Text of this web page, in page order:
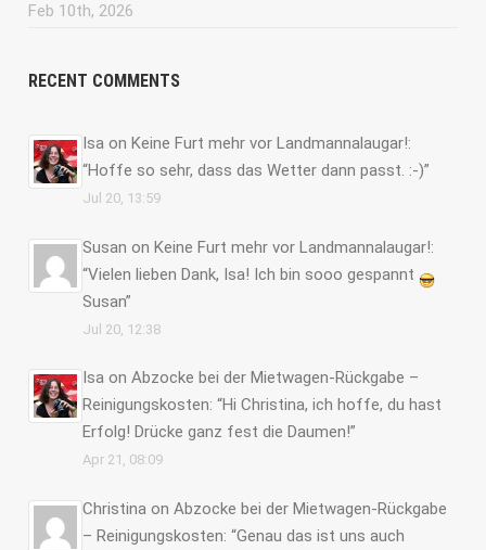
Feb 10th, 2026
RECENT COMMENTS
Isa onKeine Furt mehr vor Landmannalaugar!:
“Hoffe so sehr, dass das Wetter dann passt. :-)”
Jul 20, 13:59
Susan onKeine Furt mehr vor Landmannalaugar!:
“Vielen lieben Dank, Isa! Ich bin sooo gespannt
Susan”
Jul 20, 12:38
Isa onAbzocke bei der Mietwagen-Rückgabe –
Reinigungskosten: “Hi Christina, ich hoffe, du hast
Erfolg! Drücke ganz fest die Daumen!”
Apr 21, 08:09
Christina onAbzocke bei der Mietwagen-Rückgabe
– Reinigungskosten: “Genau das ist uns auch